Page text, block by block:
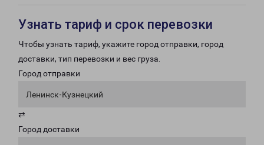
Узнать тариф и срок перевозки
Чтобы узнать тариф, укажите город отправки, город
доставки, тип перевозки и вес груза.
Город отправки
Ленинск-Кузнецкий
⇄
Город доставки